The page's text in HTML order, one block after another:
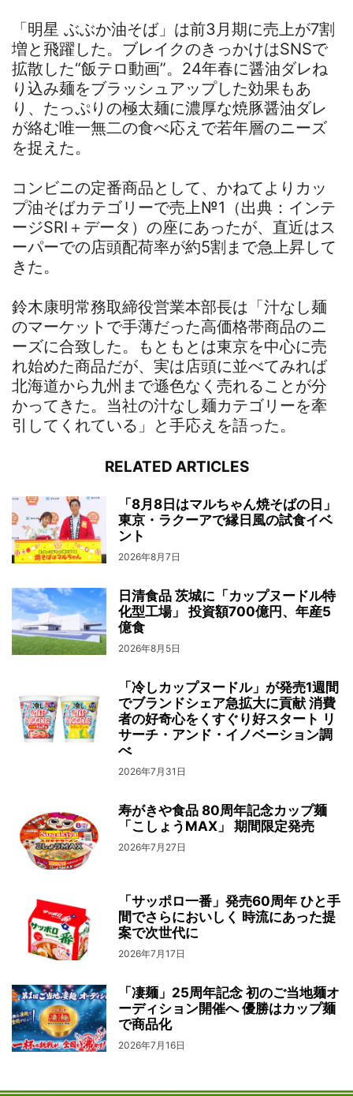
「明星 ぶぶか油そば」は前3月期に売上が7割
増と飛躍した。ブレイクのきっかけはSNSで
拡散した“飯テロ動画”。24年春に醤油ダレね
り込み麺をブラッシュアップした効果もあ
り、たっぷりの極太麺に濃厚な焼豚醤油ダレ
が絡む唯一無二の食べ応えで若年層のニーズ
を捉えた。
コンビニの定番商品として、かねてよりカッ
プ油そばカテゴリーで売上№1（出典：インテ
ージSRI＋データ）の座にあったが、直近はス
ーパーでの店頭配荷率が約5割まで急上昇して
きた。
鈴木康明常務取締役営業本部長は「汁なし麺
のマーケットで手薄だった高価格帯商品のニ
ーズに合致した。もともとは東京を中心に売
れ始めた商品だが、実は店頭に並べてみれば
北海道から九州まで遜色なく売れることが分
かってきた。当社の汁なし麺カテゴリーを牽
引してくれている」と手応えを語った。
RELATED ARTICLES
「8月8日はマルちゃん焼そばの日」
東京・ラクーアで縁日風の試食イベ
ント
2026年8月7日
日清食品 茨城に「カップヌードル特
化型工場」 投資額700億円、年産5
億食
2026年8月5日
「冷しカップヌードル」が発売1週間
でブランドシェア急拡大に貢献 消費
者の好奇心をくすぐり好スタート リ
サーチ・アンド・イノベーション調
べ
2026年7月31日
寿がきや食品 80周年記念カップ麺
「こしょうMAX」 期間限定発売
2026年7月27日
「サッポロ一番」発売60周年 ひと手
間でさらにおいしく 時流にあった提
案で次世代に
2026年7月17日
「凄麺」25周年記念 初のご当地麺オ
ーディション開催へ 優勝はカップ麺
で商品化
2026年7月16日